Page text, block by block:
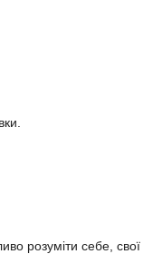
розуміти себе, свої